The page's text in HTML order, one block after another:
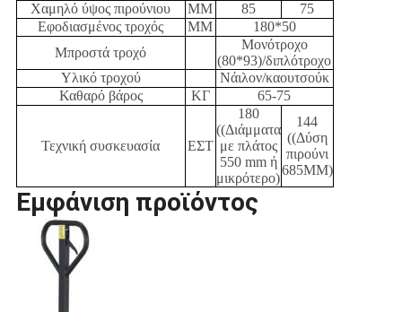
Χαμηλό ύψος πιρούνιου
ΜΜ 85
75
Εφοδιασμένος τροχός
ΜΜ
180*50
Μπροστά τροχό
Μονότροχο
(80*93)/διπλότροχο
Υλικό τροχού
Νάιλον/καουτσούκ
Καθαρό βάρος
ΚΓ 65-75
Τεχνική συσκευασία ΕΣΤ
180
((Διάμματα
με πλάτος
550 mm ή
μικρότερο)
144
((Δύση
πιρούνι
685MM)
Εμφάνιση προϊόντος